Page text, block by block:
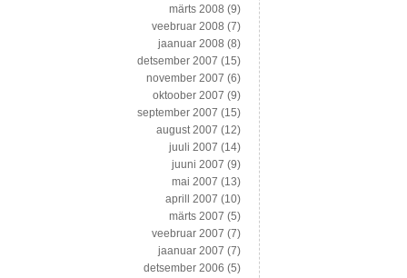
märts 2008 (9)
veebruar 2008 (7)
jaanuar 2008 (8)
detsember 2007 (15)
november 2007 (6)
oktoober 2007 (9)
september 2007 (15)
august 2007 (12)
juuli 2007 (14)
juuni 2007 (9)
mai 2007 (13)
aprill 2007 (10)
märts 2007 (5)
veebruar 2007 (7)
jaanuar 2007 (7)
detsember 2006 (5)